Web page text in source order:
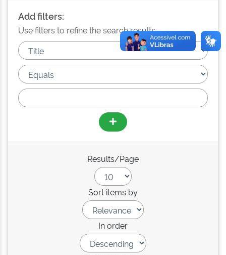
Add filters:
Use filters to refine the search results.
Results/Page
Sort items by
In order